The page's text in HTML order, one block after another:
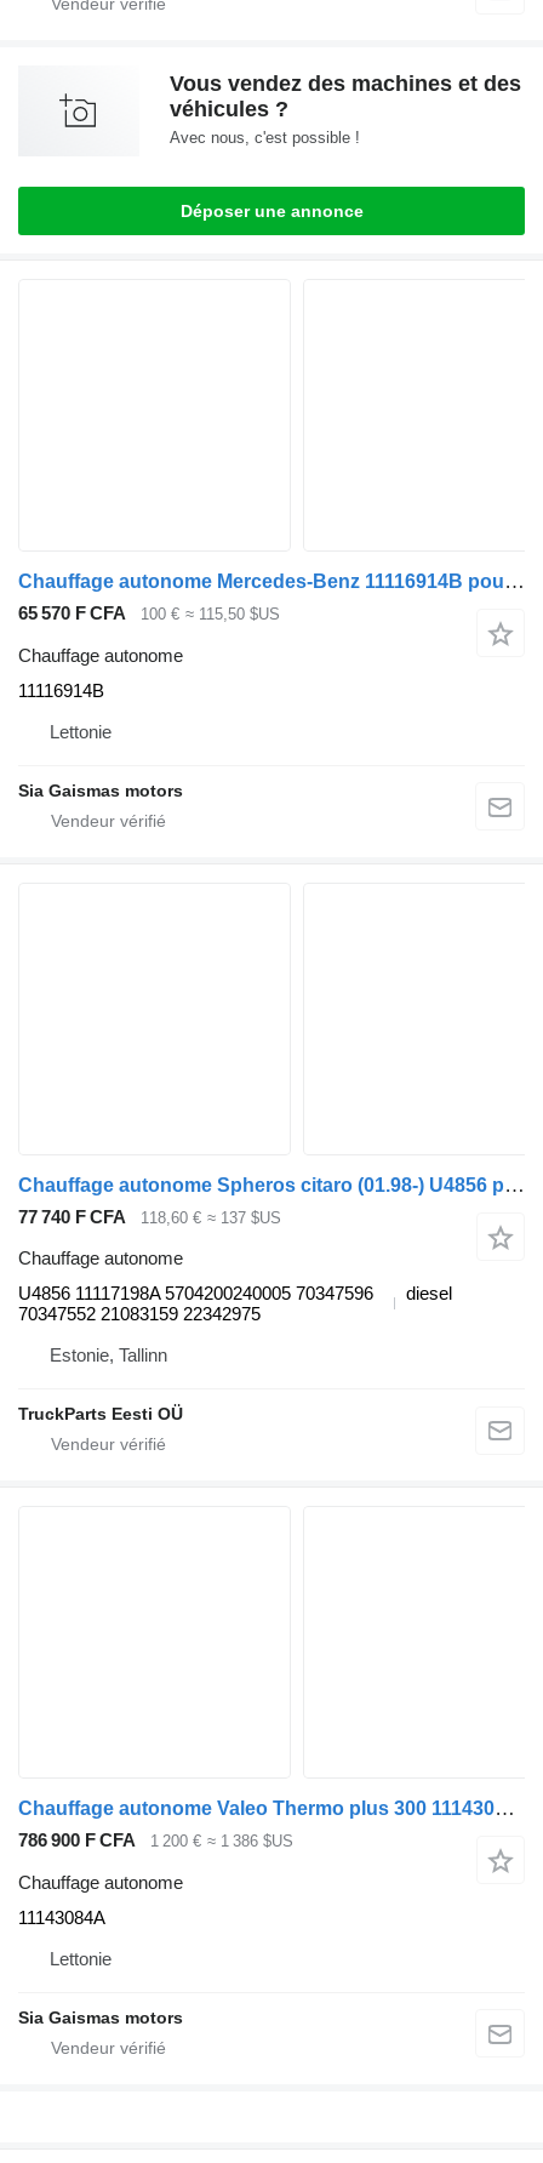
Vous vendez des machines et des
véhicules ?
Avec nous, c'est possible !
Déposer une annonce
Chauffage autonome Mercedes-Benz 11116914B pour bus Mercedes-Benz Intouro
65 570 F CFA 100 € ≈ 115,50 $US
Chauffage autonome
11116914B
Lettonie
Sia Gaismas motors
Chauffage autonome Spheros citaro (01.98-) U4856 pour Mercedes-Benz Bus II (1996-)
77 740 F CFA 118,60 € ≈ 137 $US
Chauffage autonome
U4856 11117198A 5704200240005 70347596
70347552 21083159 22342975
diesel
Estonie, Tallinn
TruckParts Eesti OÜ
Chauffage autonome Valeo Thermo plus 300 11143084A pour bus Mercedes-Benz Intouro
786 900 F CFA 1 200 € ≈ 1 386 $US
Chauffage autonome
11143084A
Lettonie
Sia Gaismas motors